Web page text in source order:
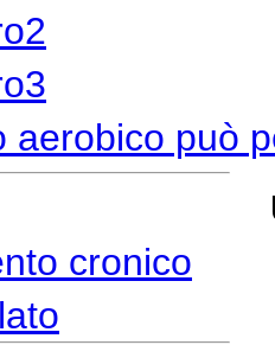
aerobico può
cronico